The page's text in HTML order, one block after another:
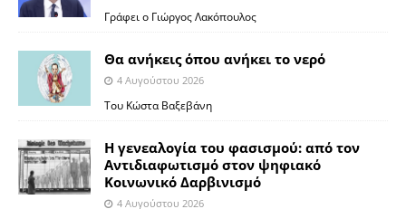
Γράφει ο Γιώργος Λακόπουλος
Θα ανήκεις όπου ανήκει το νερό
4 Αυγούστου 2026
Του Κώστα Βαξεβάνη
Η γενεαλογία του φασισμού: από τον
Αντιδιαφωτισμό στον ψηφιακό
Κοινωνικό Δαρβινισμό
4 Αυγούστου 2026